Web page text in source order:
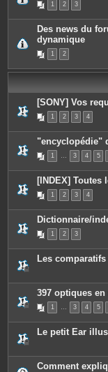
1 2 3
Des news du
dynamique
1 2
[SONY] Vos
1 2 3 4
"encyclopédie"
1 … 3 4 5
[INDEX]
1 2 3 4
Dictionnaire/
1 2 3
Les
397 optiques
1 … 3 4 5
Le petit Ear
Comment